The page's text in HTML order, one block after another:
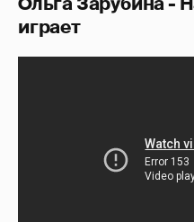
играет